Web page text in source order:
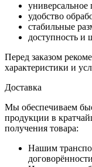
универсальное
удобство
стабильные
доступность и
Перед заказом
характеристики и
Доставка
Мы обеспечиваем
продукции в
получения товара:
Нашим